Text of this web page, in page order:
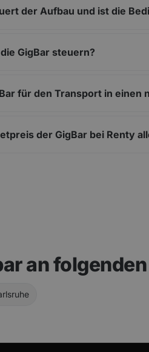
der Aufbau und ist die
GigBar steuern?
für den Transport in einen
der GigBar bei Renty
an folgenden